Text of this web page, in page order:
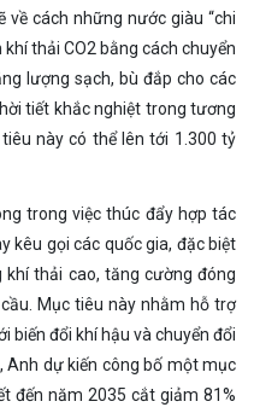
về cách những nước giàu “chi
thải CO2 bằng cách chuyển
lượng sạch, bù đắp cho các
tiết khắc nghiệt trong tương
này có thể lên tới 1.300 tỷ
trong việc thúc đẩy hợp tác
kêu gọi các quốc gia, đặc biệt
thải cao, tăng cường đóng
Mục tiêu này nhằm hỗ trợ
biến đổi khí hậu và chuyển đổi
Anh dự kiến công bố một mục
đến năm 2035 cắt giảm 81%